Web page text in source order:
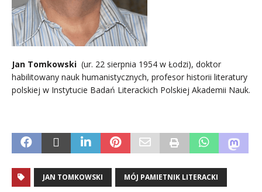
Jan Tomkowski (ur. 22 sierpnia 1954 w Łodzi), doktor
habilitowany nauk humanistycznych, profesor historii literatury
polskiej w Instytucie Badań Literackich Polskiej Akademii Nauk.
JAN TOMKOWSKI MÓJ PAMIETNIK LITERACKI